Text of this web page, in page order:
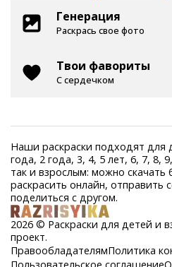
Генерация
Раскрась свое фото
Твои фавориты
С сердечком
Наши раскраски подходят для
года, 2 года, 3, 4, 5 лет, 6, 7, 8,
так и взрослым: можно скачать
раскрасить онлайн, отправить
поделиться с другом.
2026 © Раскраски для детей и
проект.
ПравообладателямПолитика